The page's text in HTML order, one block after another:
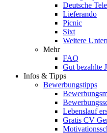
Deutsche
Lieferando
Picnic
Sixt
Weitere
Mehr
FAQ
Gut bezahlte
Infos & Tipps
Bewerbungstipps
Lebenslauf
Gratis CV